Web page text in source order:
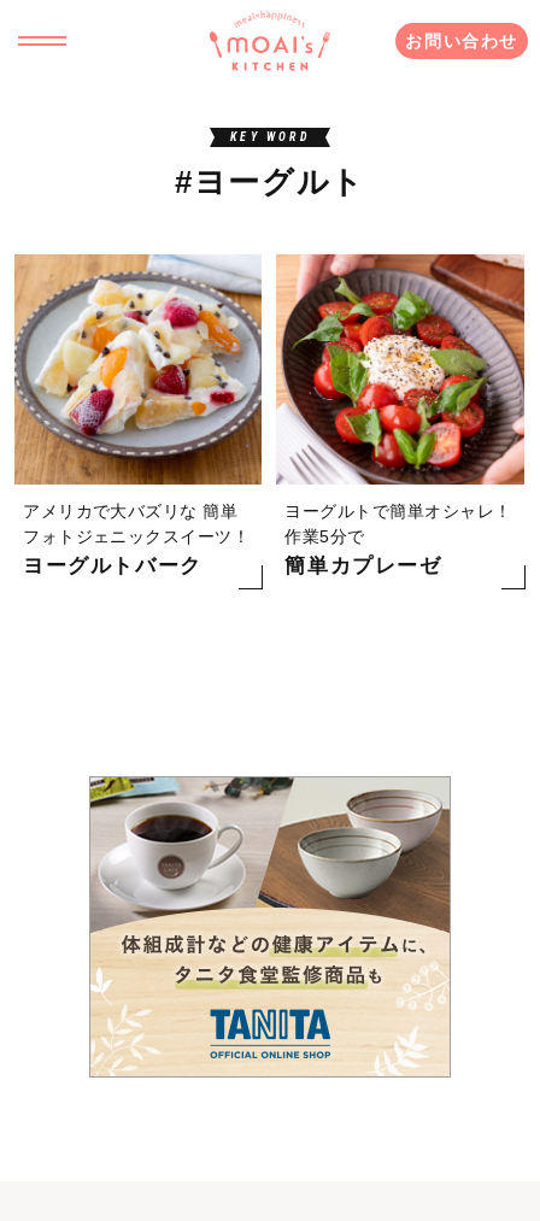
お問い合わせ
KEY WORD
#ヨーグルト
アメリカで大バズリな 簡単
フォトジェニックスイーツ！
ヨーグルトバーク
ヨーグルトで簡単オシャレ！
作業5分で
簡単カプレーゼ